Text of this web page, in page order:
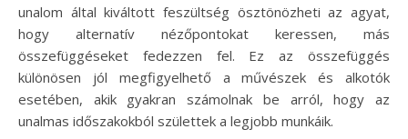
unalom által kiváltott feszültség ösztönözheti az agyat,
hogy alternatív nézőpontokat keressen, más
összefüggéseket fedezzen fel. Ez az összefüggés
különösen jól megfigyelhető a művészek és alkotók
esetében, akik gyakran számolnak be arról, hogy az
unalmas időszakokból születtek a legjobb munkáik.